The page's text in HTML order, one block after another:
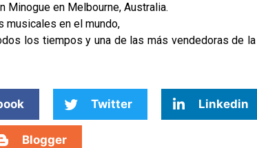
Minogue en Melbourne, Australia.
musicales en el mundo,
los tiempos y una de las más vendedoras de
Twitter Linkedin
Blogger